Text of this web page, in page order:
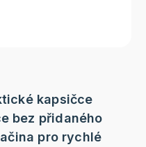
kapsičce
bez přidaného
pro rychlé